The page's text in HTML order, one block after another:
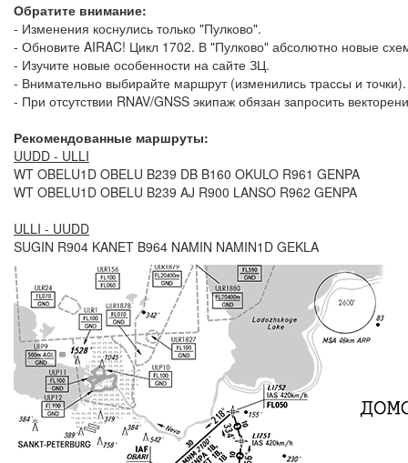
Обратите внимание:
- Изменения коснулись только "Пулково".
- Обновите AIRAC! Цикл 1702. В "Пулково" абсолютно новые
- Изучите новые особенности на сайте ЗЦ.
- Внимательно выбирайте маршрут (изменились трассы и точки).
- При отсутствии RNAV/GNSS экипаж обязан запросить
Рекомендованные маршруты:
UUDD - ULLI
WT OBELU1D OBELU B239 DB B160 OKULO R961 GENPA
WT OBELU1D OBELU B239 AJ R900 LANSO R962 GENPA
ULLI - UUDD
SUGIN R904 KANET B964 NAMIN NAMIN1D GEKLA